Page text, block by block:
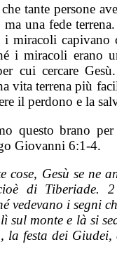
tante persone
ma una fede
i miracoli
i miracoli erano
cui cercare
vita terrena più
il perdono e la
questo brano
Giovanni 6:1-4.
cose, Gesù se ne
di Tiberiade.
vedevano i segni
sul monte e là si
la festa dei